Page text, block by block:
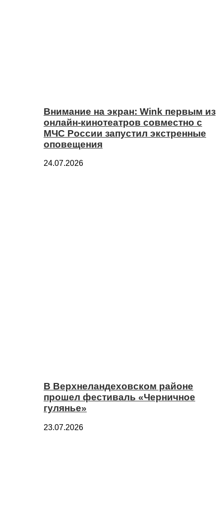
Внимание на экран: Wink первым из
онлайн-кинотеатров совместно с
МЧС России запустил экстренные
оповещения
24.07.2026
В Верхнеландеховском районе
прошел фестиваль «Черничное
гулянье»
23.07.2026